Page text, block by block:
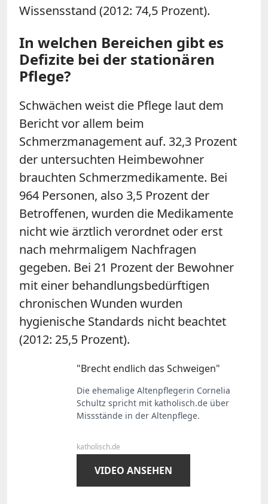
Wissensstand (2012: 74,5 Prozent).
In welchen Bereichen gibt es
Defizite bei der stationären
Pflege?
Schwächen weist die Pflege laut dem
Bericht vor allem beim
Schmerzmanagement auf. 32,3 Prozent
der untersuchten Heimbewohner
brauchten Schmerzmedikamente. Bei
964 Personen, also 3,5 Prozent der
Betroffenen, wurden die Medikamente
nicht wie ärztlich verordnet oder erst
nach mehrmaligem Nachfragen
gegeben. Bei 21 Prozent der Bewohner
mit einer behandlungsbedürftigen
chronischen Wunden wurden
hygienische Standards nicht beachtet
(2012: 25,5 Prozent).
"Brecht endlich das Schweigen"
Die ehemalige Altenpflegerin Cornelia
Schultz spricht mit katholisch.de über
Missstände in der Altenpflege.
katholisch.de
VIDEO ANSEHEN